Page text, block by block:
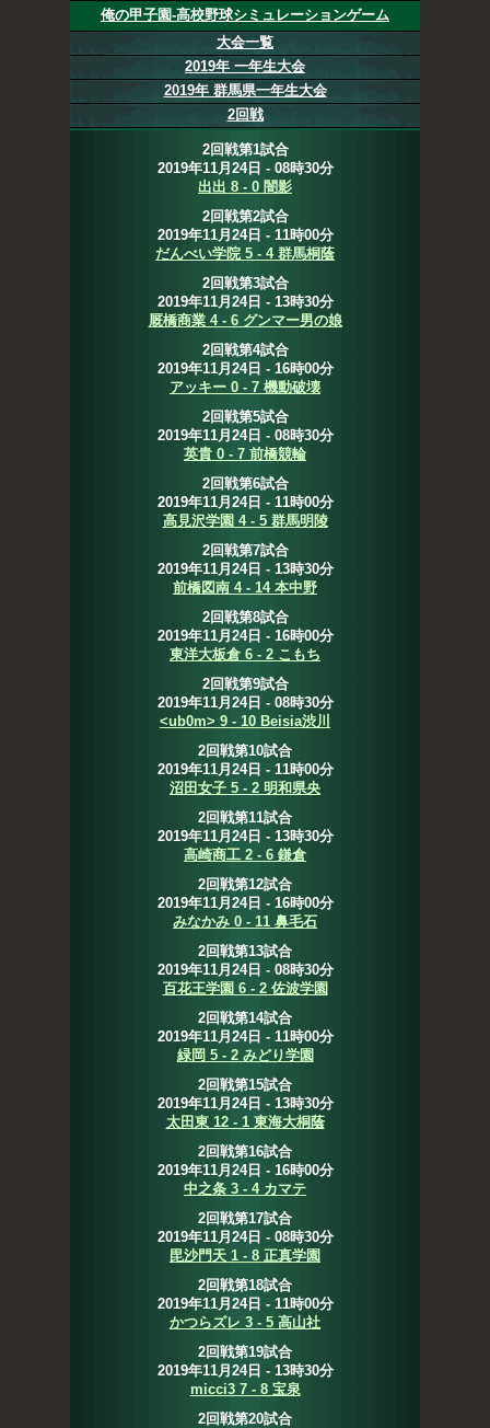
俺の甲子園-高校野球シミュレーションゲーム
大会一覧
2019年 一年生大会
2019年 群馬県一年生大会
2回戦
2回戦第1試合
2019年11月24日 - 08時30分
出出 8 - 0 闇影
2回戦第2試合
2019年11月24日 - 11時00分
だんべい学院 5 - 4 群馬桐蔭
2回戦第3試合
2019年11月24日 - 13時30分
厩橋商業 4 - 6 グンマー男の娘
2回戦第4試合
2019年11月24日 - 16時00分
アッキー 0 - 7 機動破壊
2回戦第5試合
2019年11月24日 - 08時30分
英貴 0 - 7 前橋競輪
2回戦第6試合
2019年11月24日 - 11時00分
高見沢学園 4 - 5 群馬明陵
2回戦第7試合
2019年11月24日 - 13時30分
前橋図南 4 - 14 本中野
2回戦第8試合
2019年11月24日 - 16時00分
東洋大板倉 6 - 2 こもち
2回戦第9試合
2019年11月24日 - 08時30分
<ub0m> 9 - 10 Beisia渋川
2回戦第10試合
2019年11月24日 - 11時00分
沼田女子 5 - 2 明和県央
2回戦第11試合
2019年11月24日 - 13時30分
高崎商工 2 - 6 鎌倉
2回戦第12試合
2019年11月24日 - 16時00分
みなかみ 0 - 11 鼻毛石
2回戦第13試合
2019年11月24日 - 08時30分
百花王学園 6 - 2 佐波学園
2回戦第14試合
2019年11月24日 - 11時00分
緑岡 5 - 2 みどり学園
2回戦第15試合
2019年11月24日 - 13時30分
太田東 12 - 1 東海大桐蔭
2回戦第16試合
2019年11月24日 - 16時00分
中之条 3 - 4 カマテ
2回戦第17試合
2019年11月24日 - 08時30分
毘沙門天 1 - 8 正真学園
2回戦第18試合
2019年11月24日 - 11時00分
かつらズレ 3 - 5 高山社
2回戦第19試合
2019年11月24日 - 13時30分
micci3 7 - 8 宝泉
2回戦第20試合